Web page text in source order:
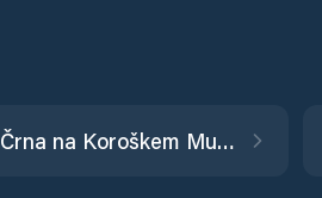
Črna na Koroškem Municipality